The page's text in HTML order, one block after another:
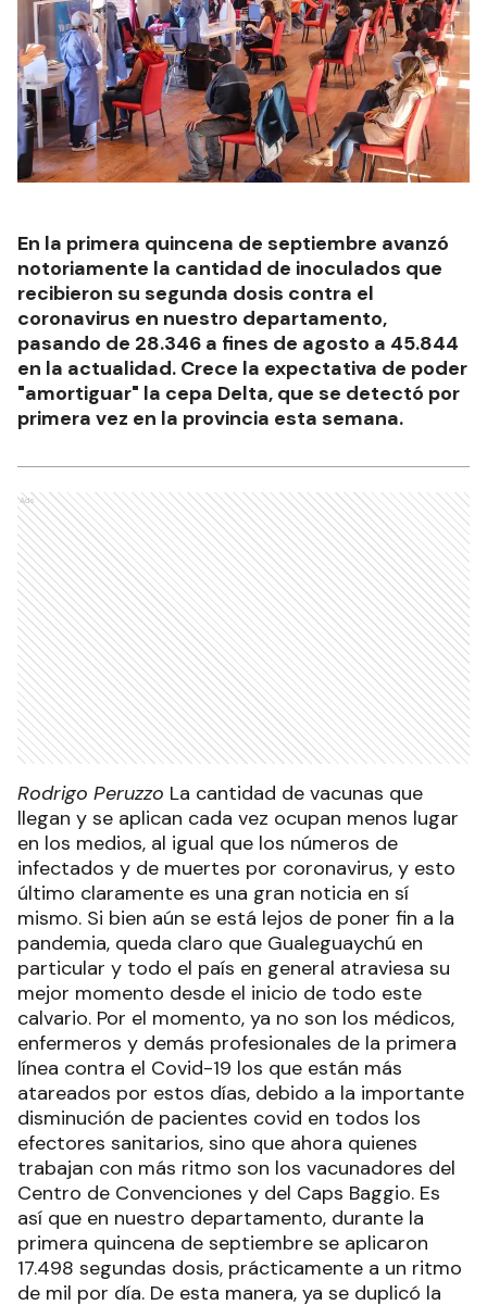
En la primera quincena de septiembre avanzó
notoriamente la cantidad de inoculados que
recibieron su segunda dosis contra el
coronavirus en nuestro departamento,
pasando de 28.346 a fines de agosto a 45.844
en la actualidad. Crece la expectativa de poder
"amortiguar" la cepa Delta, que se detectó por
primera vez en la provincia esta semana.
Ads
Rodrigo Peruzzo La cantidad de vacunas que
llegan y se aplican cada vez ocupan menos lugar
en los medios, al igual que los números de
infectados y de muertes por coronavirus, y esto
último claramente es una gran noticia en sí
mismo. Si bien aún se está lejos de poner fin a la
pandemia, queda claro que Gualeguaychú en
particular y todo el país en general atraviesa su
mejor momento desde el inicio de todo este
calvario. Por el momento, ya no son los médicos,
enfermeros y demás profesionales de la primera
línea contra el Covid-19 los que están más
atareados por estos días, debido a la importante
disminución de pacientes covid en todos los
efectores sanitarios, sino que ahora quienes
trabajan con más ritmo son los vacunadores del
Centro de Convenciones y del Caps Baggio. Es
así que en nuestro departamento, durante la
primera quincena de septiembre se aplicaron
17.498 segundas dosis, prácticamente a un ritmo
de mil por día. De esta manera, ya se duplicó la